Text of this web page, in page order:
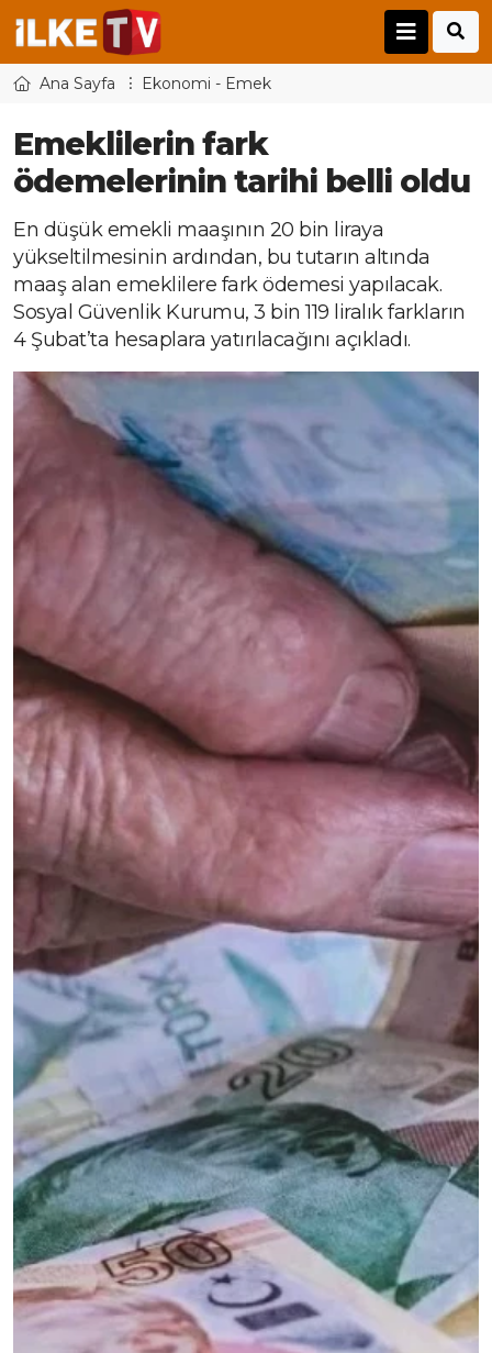
Ana Sayfa Ekonomi - Emek
Emeklilerin fark
ödemelerinin tarihi belli oldu
En düşük emekli maaşının 20 bin liraya
yükseltilmesinin ardından, bu tutarın altında
maaş alan emeklilere fark ödemesi yapılacak.
Sosyal Güvenlik Kurumu, 3 bin 119 liralık farkların
4 Şubat’ta hesaplara yatırılacağını açıkladı.